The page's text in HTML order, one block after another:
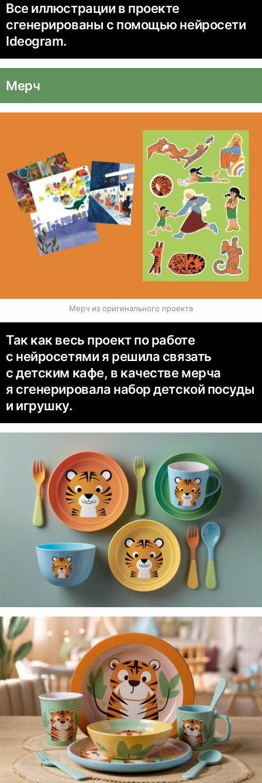
Все иллюстрации в проекте
сгенерированы с помощью нейросети
Ideogram.
Мерч
Мерч из оригинального проекта
Так как весь проект по работе
с нейросетями я решила связать
с детским кафе, в качестве мерча
я сгенерировала набор детской посуды
и игрушку.